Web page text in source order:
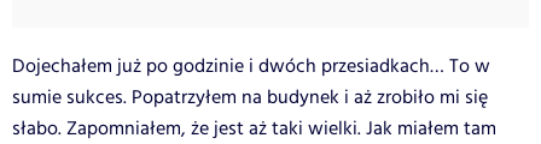
Dojechałem już po godzinie i dwóch przesiadkach… To w
sumie sukces. Popatrzyłem na budynek i aż zrobiło mi się
słabo. Zapomniałem, że jest aż taki wielki. Jak miałem tam